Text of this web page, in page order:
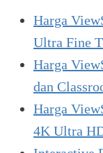
Harga
Ultra Fine
Harga
dan
Harga
4K Ultra